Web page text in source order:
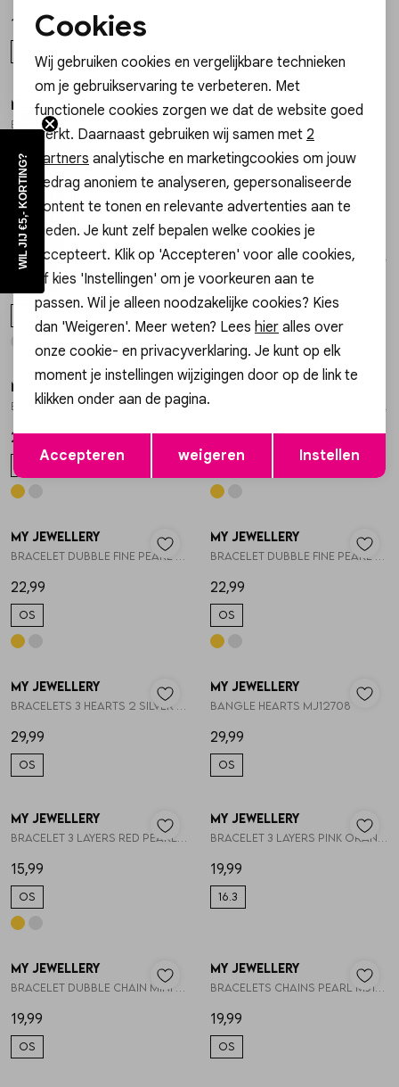
17,99
/2
My Jewellery
22,99
OS
1 /2
My Jewellery
22,99
OS
My Jewellery
Bracelet 5 pearls and beads MJ16020
OS
1/2
My Jewellery
17,99
OS
My Jewellery
Bracelet pearls round clasp MJ16026
29,99
My Jewellery
29,99
1 /2
My Jewellery
22,99
OS
1 /2
My Jewellery
22,99
OS
1 /2
My Jewellery
29,99
OS
1 /2
My Jewellery
Bangle hearts MJ12708
29,99
OS
1 /1
My Jewellery
15,99
OS
1 /1
My Jewellery
19,99
16.3
1 /2
My Jewellery
19,99
OS
1 /2
My Jewellery
19,99
OS
Noodzakelijke cookies
Personalisatie cookies
Analytische cookies
Marketing cookies
Opslaan
Cookies
Wij gebruiken cookies en vergelijkbare technieken
om je gebruikservaring te verbeteren. Met
functionele cookies zorgen we dat de website goed
werkt. Daarnaast gebruiken wij samen met 2
partners analytische en marketingcookies om jouw
gedrag anoniem te analyseren, gepersonaliseerde
content te tonen en relevante advertenties aan te
bieden. Je kunt zelf bepalen welke cookies je
accepteert. Klik op 'Accepteren' voor alle cookies,
of kies 'Instellingen' om je voorkeuren aan te
passen. Wil je alleen noodzakelijke cookies? Kies
dan 'Weigeren'. Meer weten? Lees hier alles over
onze cookie- en privacyverklaring. Je kunt op elk
moment je instellingen wijzigingen door op de link te
klikken onder aan de pagina.
Accepteren weigeren Instellen
WIL JIJ €5,- KORTING?